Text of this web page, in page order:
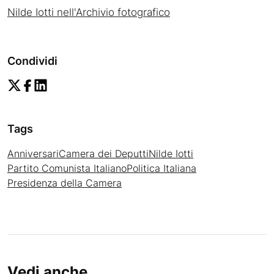
Nilde Iotti nell'Archivio fotografico
Condividi
Tags
AnniversariCamera dei DeputtiNilde Iotti
Partito Comunista ItalianoPolitica Italiana
Presidenza della Camera